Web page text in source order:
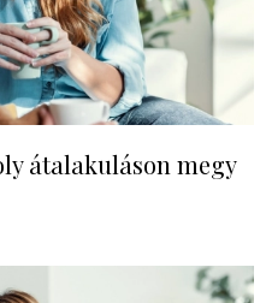
átalakuláson megy